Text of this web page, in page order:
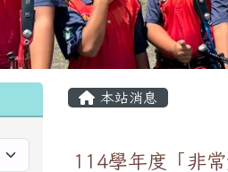
主內容區域
本站消息
114學年度「非